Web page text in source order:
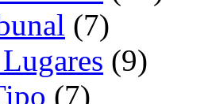
(7)
(9)
(7)